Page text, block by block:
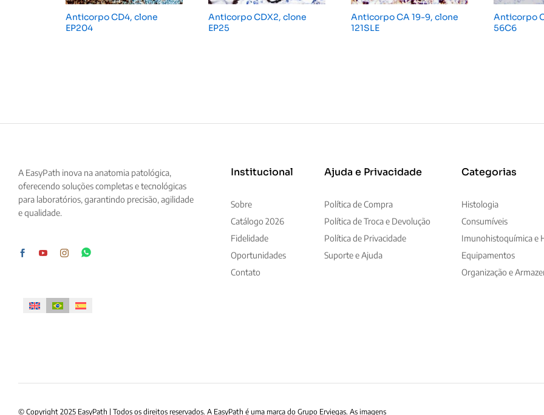
Anticorpo CD4, clone
EP204
Anticorpo CDX2, clone
EP25
Anticorpo CA 19-9, clone
121SLE
Anticorpo
56C6
A EasyPath inova na anatomia patológica,
oferecendo soluções completas e tecnológicas
para laboratórios, garantindo precisão, agilidade
e qualidade.
Institucional
Sobre
Catálogo 2026
Fidelidade
Oportunidades
Contato
Ajuda e Privacidade
Política de Compra
Política de Troca e Devolução
Política de Privacidade
Suporte e Ajuda
Categorias
Histologia
Consumíveis
Imunohistoquímica e
Equipamentos
Organização e
© Copyright 2025 EasyPath | Todos os direitos reservados. A EasyPath é uma marca do Grupo Erviegas. As imagens